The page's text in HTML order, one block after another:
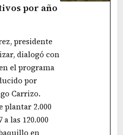
por año
presidente
dialogó con
el programa
por
Carrizo.
plantar 2.000
las 120.000
en